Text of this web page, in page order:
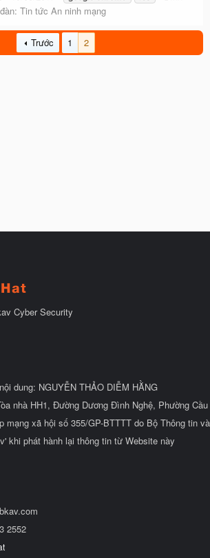
Tin tức An ninh mạng
Trước 1 2
Cyber Security
dung: NGUYỄN THẢO DIỄM HẰNG
nhà HH1, Đường Dương Đình Nghệ, Phường
mạng xã hội số 355/GP-BTTTT do Bộ Thông tin
khi phát hành lại thông tin từ Website này
2552